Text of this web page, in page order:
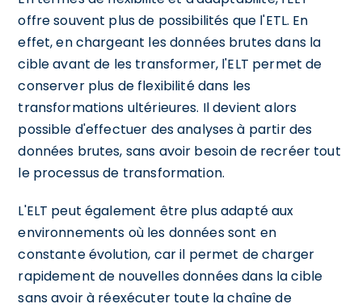
offre souvent plus de possibilités que l'ETL. En
effet, en chargeant les données brutes dans la
cible avant de les transformer, l'ELT permet de
conserver plus de flexibilité dans les
transformations ultérieures. Il devient alors
possible d'effectuer des analyses à partir des
données brutes, sans avoir besoin de recréer tout
le processus de transformation.
L'ELT peut également être plus adapté aux
environnements où les données sont en
constante évolution, car il permet de charger
rapidement de nouvelles données dans la cible
sans avoir à réexécuter toute la chaîne de